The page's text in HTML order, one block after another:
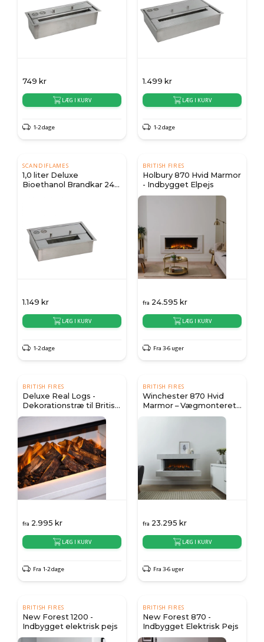
749 kr
LÆG I KURV
1-2 dage
1.499 kr
LÆG I KURV
1-2 dage
SCANDIFLAMES
1,0 liter Deluxe
Bioethanol Brandkar 24
1.149 kr
LÆG I KURV
1-2 dage
BRITISH FIRES
Holbury 870 Hvid Marmor
- Indbygget Elpejs
fra 24.595 kr
LÆG I KURV
Fra 3-6 uger
BRITISH FIRES
Deluxe Real Logs -
Dekorationstræ til British
Fires elpejse
fra 2.995 kr
LÆG I KURV
Fra 1-2 dage
BRITISH FIRES
Winchester 870 Hvid
Marmor – Vægmonteret
Elektrisk Pejs
fra 23.295 kr
LÆG I KURV
Fra 3-6 uger
BRITISH FIRES
New Forest 1200 -
Indbygget elektrisk pejs
BRITISH FIRES
New Forest 870 -
Indbygget Elektrisk Pejs